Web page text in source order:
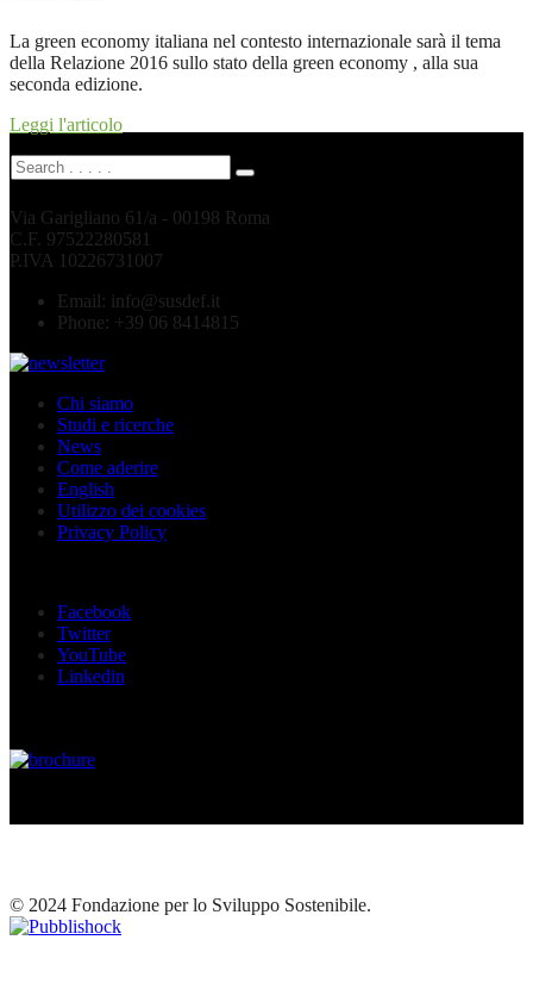
La green economy italiana nel contesto internazionale sarà il tema
della Relazione 2016 sullo stato della green economy , alla sua
seconda edizione.
Leggi l'articolo
Via Garigliano 61/a - 00198 Roma
C.F. 97522280581
P.IVA 10226731007
Email: info@susdef.it
Phone: +39 06 8414815
Chi siamo
Studi e ricerche
News
Come aderire
English
Utilizzo dei cookies
Privacy Policy
Facebook
Twitter
YouTube
Linkedin
© 2024 Fondazione per lo Sviluppo Sostenibile.